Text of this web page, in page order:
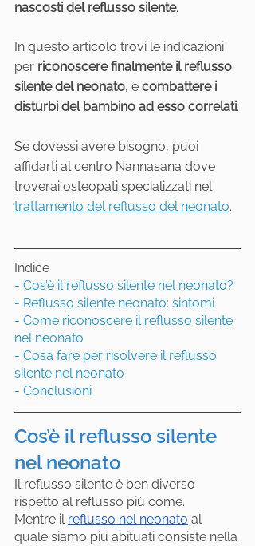
nascosti del reflusso silente.
In questo articolo trovi le indicazioni
per riconoscere finalmente il reflusso
silente del neonato, e combattere i
disturbi del bambino ad esso correlati.
Se dovessi avere bisogno, puoi
affidarti al centro Nannasana dove
troverai osteopati specializzati nel
trattamento del reflusso del neonato.
Indice
- Cos’è il reflusso silente nel neonato?
- Reflusso silente neonato: sintomi
- Come riconoscere il reflusso silente
nel neonato
- Cosa fare per risolvere il reflusso
silente nel neonato
- Conclusioni
Cos’è il reflusso silente
nel neonato
Il reflusso silente è ben diverso
rispetto al reflusso più come.
Mentre il reflusso nel neonato al
quale siamo più abituati consiste nella